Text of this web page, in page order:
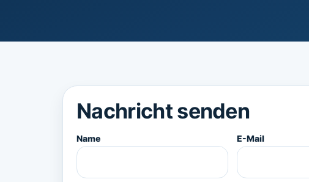
Nachricht senden
Name E-Mail